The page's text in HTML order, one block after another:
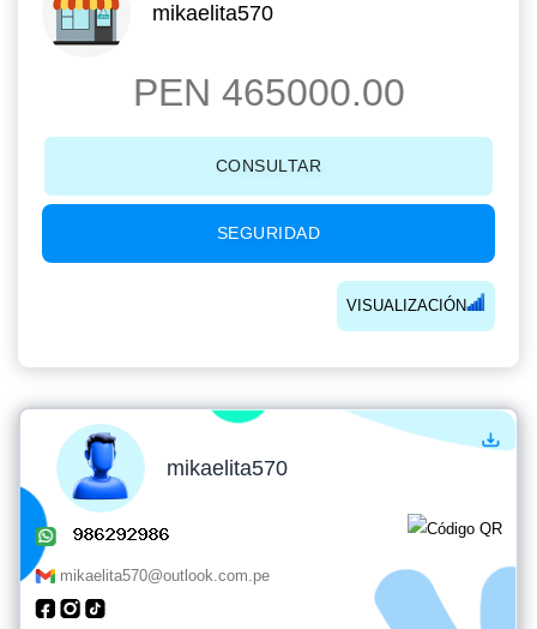
mikaelita570
PEN 465000.00
CONSULTAR
SEGURIDAD
VISUALIZACIÓN
mikaelita570
mikaelita570@outlook.com.pe